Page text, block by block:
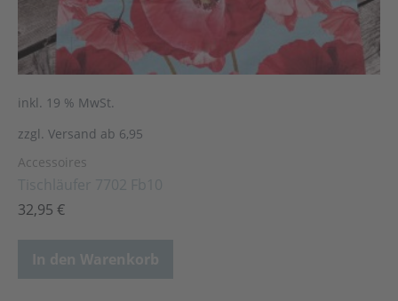
inkl. 19 % MwSt.
zzgl. Versand ab 6,95
Accessoires
32,95 €